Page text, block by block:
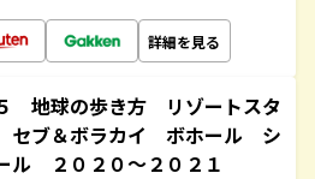
詳細を見る
地球の歩き方 リゾートスタ
ブ＆ボラカイ ボホール シ
ル ２０２０～２０２１